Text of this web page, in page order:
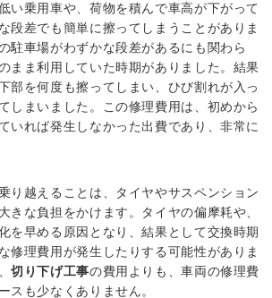
い乗用車や、荷物を積んで車高が下がって
段差でも簡単に擦ってしまうことがありま
駐車場がわずかな段差があるにも関わら
まま利用していた時期がありました。結果
部を何度も擦ってしまい、ひび割れが入っ
しまいました。この修理費用は、初めから
いれば発生しなかった出費であり、非常に
り越えることは、タイヤやサスペンション
きな負担をかけます。タイヤの偏摩耗や、
を早める原因となり、結果として交換時期
修理費用が発生したりする可能性がありま
切り下げ工事の費用よりも、車両の修理費
スも少なくありません。